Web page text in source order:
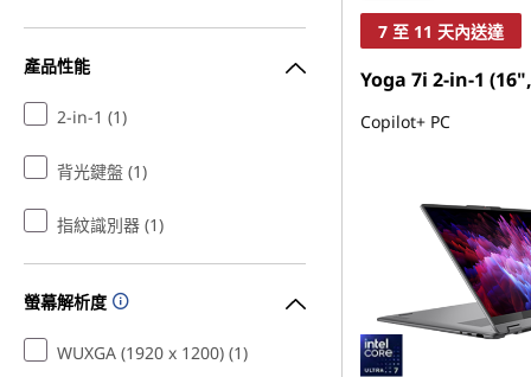
產品性能
2-in-1 (1)
背光鍵盤 (1)
指紋識別器 (1)
螢幕解析度
WUXGA (1920 x 1200) (1)
7 至 11 天內送達
Yoga 7i 2-in-1
Copilot+ PC